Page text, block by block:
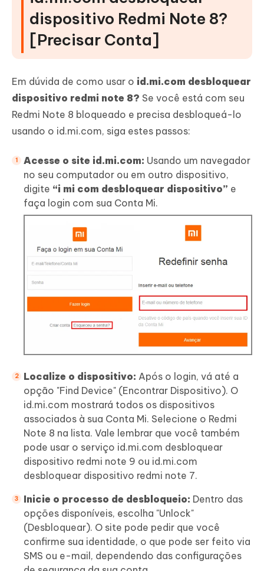
dispositivo Redmi Note 8?
[Precisar Conta]
Em dúvida de como usar o id.mi.com desbloquear
dispositivo redmi note 8? Se você está com seu
Redmi Note 8 bloqueado e precisa desbloqueá-lo
usando o id.mi.com, siga estes passos:
Acesse o site id.mi.com: Usando um navegador
no seu computador ou em outro dispositivo,
digite “i mi com desbloquear dispositivo” e
faça login com sua Conta Mi.
Localize o dispositivo: Após o login, vá até a
opção "Find Device" (Encontrar Dispositivo). O
id.mi.com mostrará todos os dispositivos
associados à sua Conta Mi. Selecione o Redmi
Note 8 na lista. Vale lembrar que você também
pode usar o serviço id.mi.com desbloquear
dispositivo redmi note 9 ou id.mi.com
desbloquear dispositivo redmi note 7.
Inicie o processo de desbloqueio: Dentro das
opções disponíveis, escolha "Unlock"
(Desbloquear). O site pode pedir que você
confirme sua identidade, o que pode ser feito via
SMS ou e-mail, dependendo das configurações